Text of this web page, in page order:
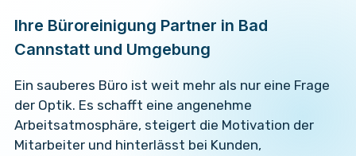
Ihre Büroreinigung Partner in Bad
Cannstatt und Umgebung
Ein sauberes Büro ist weit mehr als nur eine Frage
der Optik. Es schafft eine angenehme
Arbeitsatmosphäre, steigert die Motivation der
Mitarbeiter und hinterlässt bei Kunden,